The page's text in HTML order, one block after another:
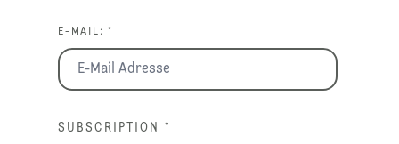
E-MAIL: *
SUBSCRIPTION *